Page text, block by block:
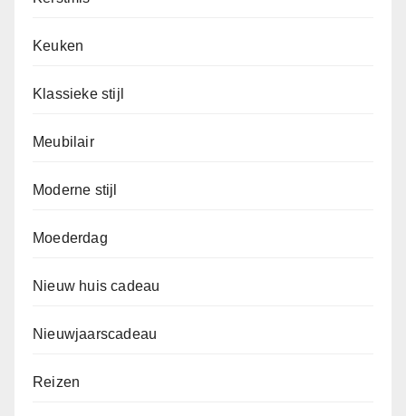
Keuken
Klassieke stijl
Meubilair
Moderne stijl
Moederdag
Nieuw huis cadeau
Nieuwjaarscadeau
Reizen